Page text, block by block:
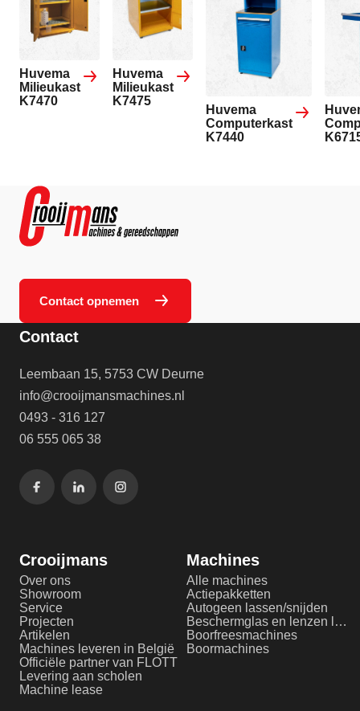
Huvema
Milieukast
K7470
Huvema
Milieukast
K7475
Huvema
Computerkast
K7440
Contact opnemen
Contact
Leembaan 15, 5753 CW Deurne
info@crooijmansmachines.nl
0493 - 316 127
06 555 065 38
Crooijmans
Over ons
Showroom
Service
Projecten
Artikelen
Machines leveren in België
Officiële partner van FLOTT
Levering aan scholen
Machine lease
Machines
Alle machines
Actiepakketten
Autogeen lassen/snijden
Beschermglas en lenzen laserlassen
Boorfreesmachines
Boormachines